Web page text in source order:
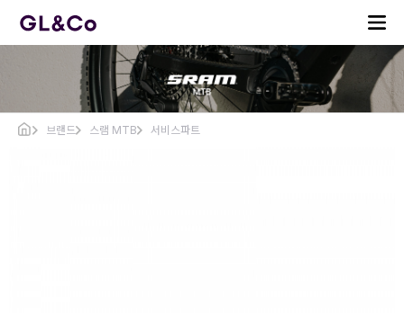
브랜드 스램 MTB 서비스파트